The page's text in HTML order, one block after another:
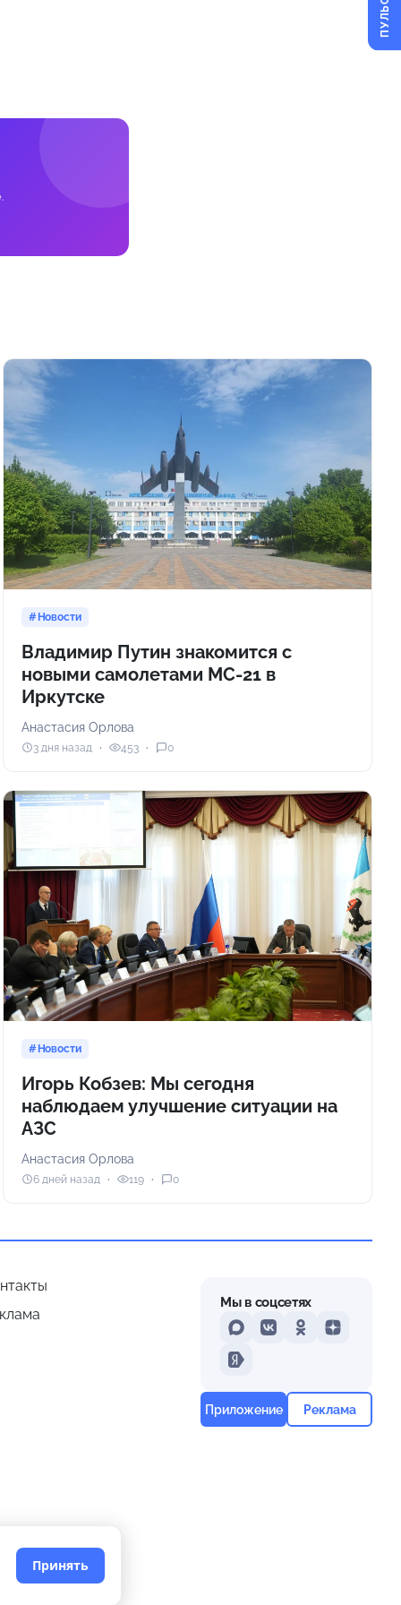
Новости
Владимир Путин знакомится с
новыми самолетами МС-21 в
Иркутске
Анастасия Орлова
3 дня назад 453 0
Новости
Игорь Кобзев: Мы сегодня
наблюдаем улучшение ситуации на
АЗС
Анастасия Орлова
6 дней назад 119 0
Мы в соцсетях
MAXVKontakteOdnoklassniki
Dzen
Yandex
Приложение Реклама
ПУЛЬС
Принять